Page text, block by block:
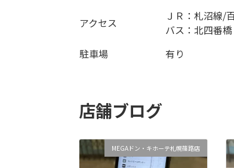
アクセス
ＪＲ：札沼線/
バス：北四番
駐車場
有り
店舗ブログ
MEGAドン・キホーテ札幌篠路店